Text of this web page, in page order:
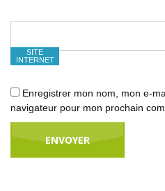
SITE
INTERNET
Enregistrer mon nom, mon e-
navigateur pour mon prochain